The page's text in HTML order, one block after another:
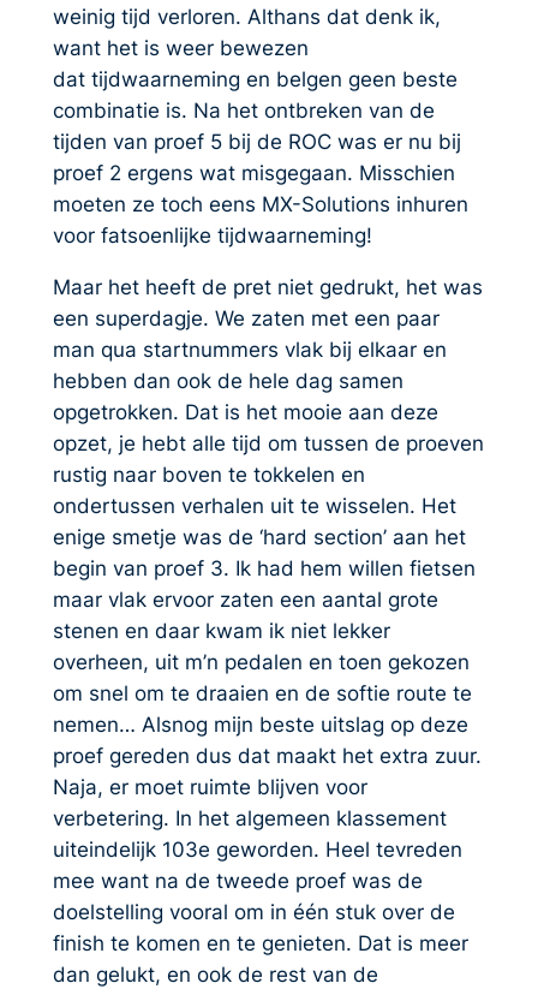
weinig tijd verloren. Althans dat denk ik,
want het is weer bewezen
dat tijdwaarneming en belgen geen beste
combinatie is. Na het ontbreken van de
tijden van proef 5 bij de ROC was er nu bij
proef 2 ergens wat misgegaan. Misschien
moeten ze toch eens MX-Solutions inhuren
voor fatsoenlijke tijdwaarneming!
Maar het heeft de pret niet gedrukt, het was
een superdagje. We zaten met een paar
man qua startnummers vlak bij elkaar en
hebben dan ook de hele dag samen
opgetrokken. Dat is het mooie aan deze
opzet, je hebt alle tijd om tussen de proeven
rustig naar boven te tokkelen en
ondertussen verhalen uit te wisselen. Het
enige smetje was de ‘hard section’ aan het
begin van proef 3. Ik had hem willen fietsen
maar vlak ervoor zaten een aantal grote
stenen en daar kwam ik niet lekker
overheen, uit m’n pedalen en toen gekozen
om snel om te draaien en de softie route te
nemen… Alsnog mijn beste uitslag op deze
proef gereden dus dat maakt het extra zuur.
Naja, er moet ruimte blijven voor
verbetering. In het algemeen klassement
uiteindelijk 103e geworden. Heel tevreden
mee want na de tweede proef was de
doelstelling vooral om in één stuk over de
finish te komen en te genieten. Dat is meer
dan gelukt, en ook de rest van de